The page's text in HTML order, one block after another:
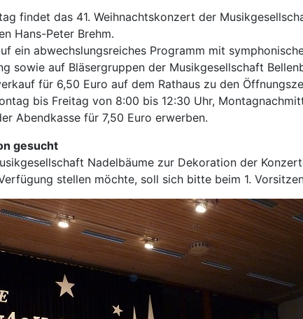
findet das 41. Weihnachtskonzert der
Hans-Peter Brehm.
ein abwechslungsreiches Programm mit
sowie auf Bläsergruppen der Musikgesellschaft
für 6,50 Euro auf dem Rathaus zu den
bis Freitag von 8:00 bis 12:30 Uhr,
Abendkasse für 7,50 Euro erwerben.
gesucht
Nadelbäume zur Dekoration der
stellen möchte, soll sich bitte beim 1.